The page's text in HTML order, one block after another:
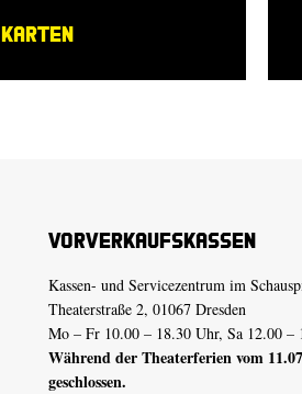
KARTEN
Vorverkaufskassen
Kassen- und Servicezentrum im
Theaterstraße 2, 01067 Dresden
Mo – Fr 10.00 – 18.30 Uhr, Sa 12.00 –
Während der Theaterferien vom
geschlossen.